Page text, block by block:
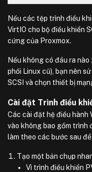
Nếu các tệp trình điều
VirtIO cho bộ điều khiển
cứng của Proxmox.
Nếu không có đầu ra
phối Linux cũ), bạn nên
SCSI và chọn thiết bị
Cài đặt Trình điều
Các cài đặt hệ điều hành
vào không bao gồm trình
làm theo các bước sau
Tạo một bản chụp
Vì trình điều khiển